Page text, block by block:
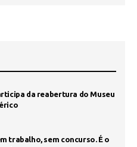
da reabertura do Museu
trabalho, sem concurso. É o